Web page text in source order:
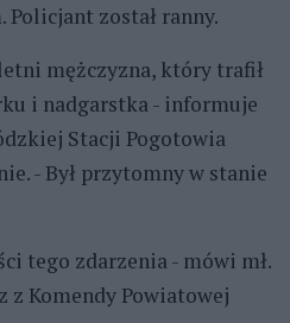
został ranny.
mężczyzna, który trafił
i nadgarstka - informuje
Stacji Pogotowia
- Był przytomny w stanie
tego zdarzenia - mówi mł.
z Komendy Powiatowej